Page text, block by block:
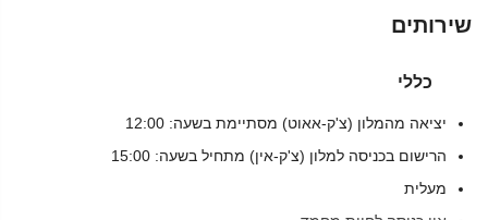
שירותים
כללי
יציאה מהמלון (צ'ק-אאוט) מסתיימת בשעה: 12:00
הרישום בכניסה למלון (צ'ק-אין) מתחיל בשעה: 15:00
מעלית